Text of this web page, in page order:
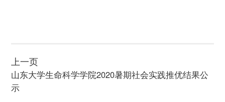
上一页
山东大学生命科学学院2020暑期社会实践推优结果公
示